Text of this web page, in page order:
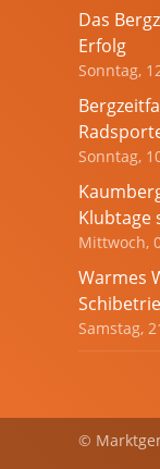
Das
Erfolg
Sonntag,
Sonntag,
Klubtage
Mittwoch,
Warmes
Samstag,
©